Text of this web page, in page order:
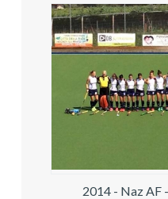
2014 - Naz AF